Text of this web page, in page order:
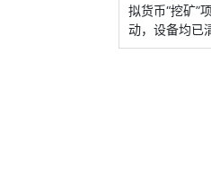
拟货币“挖矿”
动，设备均已